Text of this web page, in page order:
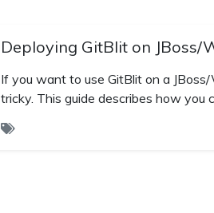
Deploying GitBlit on JBoss/
If you want to use GitBlit on a
tricky. This guide describes how you